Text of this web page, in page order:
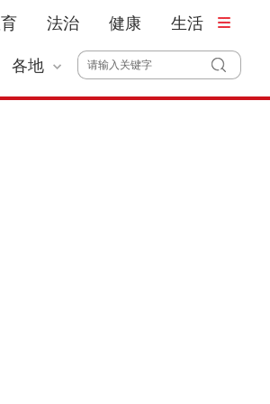
法治 健康 生活
各地